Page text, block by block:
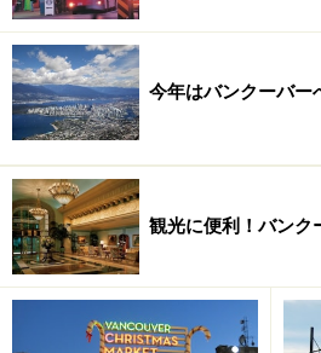
今年はバンクーバ
観光に便利！バンク